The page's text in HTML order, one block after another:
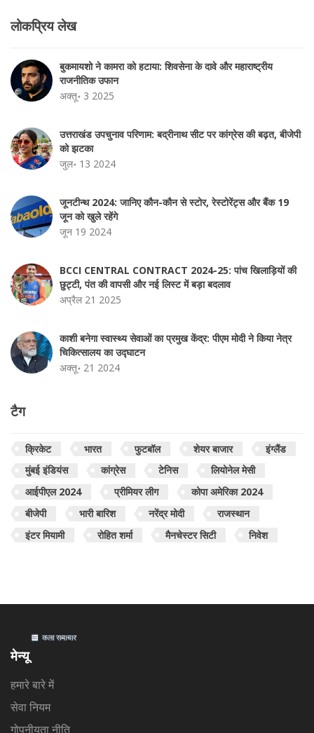
लोकप्रिय लेख
बुकमायशो ने कामरा को हटाया: शिवसेना के दावे और महाराष्ट्रीय
राजनीतिक उफान
अक्तू॰ 3 2025
उत्तराखंड उपचुनाव परिणाम: बद्रीनाथ सीट पर कांग्रेस की बढ़त, बीजेपी
को झटका
जुल॰ 13 2024
जूनटीन्थ 2024: जानिए कौन-कौन से स्टोर, रेस्टोरेंट्स और बैंक 19
जून को खुले रहेंगे
जून 19 2024
BCCI CENTRAL CONTRACT 2024-25: पांच खिलाड़ियों की
छुट्टी, पंत की वापसी और नई लिस्ट में बड़ा बदलाव
अप्रैल 21 2025
काशी बनेगा स्वास्थ्य सेवाओं का प्रमुख केंद्र: पीएम मोदी ने किया नेत्र
चिकित्सालय का उद्घाटन
अक्तू॰ 21 2024
टैग
क्रिकेट भारत फुटबॉल शेयर बाजार
इंग्लैंड
मुंबई इंडियंस
कांग्रेस टेनिस
लियोनेल मेसी
आईपीएल 2024
प्रीमियर लीग
कोपा अमेरिका 2024
बीजेपी
भारी बारिश नरेंद्र मोदी
राजस्थान
इंटर मियामी
रोहित शर्मा मैनचेस्टर सिटी निवेश
मेन्यू
हमारे बारे में
सेवा नियम
गोपनीयता नीति